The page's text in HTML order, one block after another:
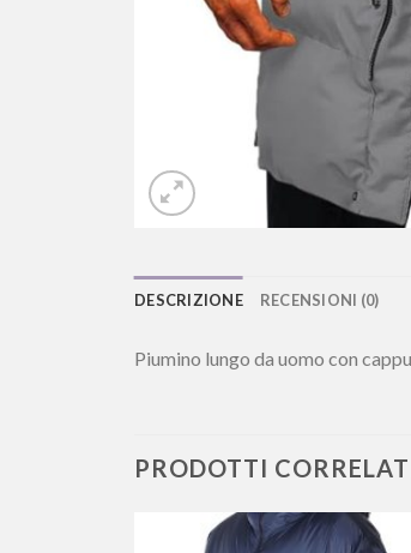
DESCRIZIONE RECENSIONI (0)
Piumino lungo da uomo con
PRODOTTI